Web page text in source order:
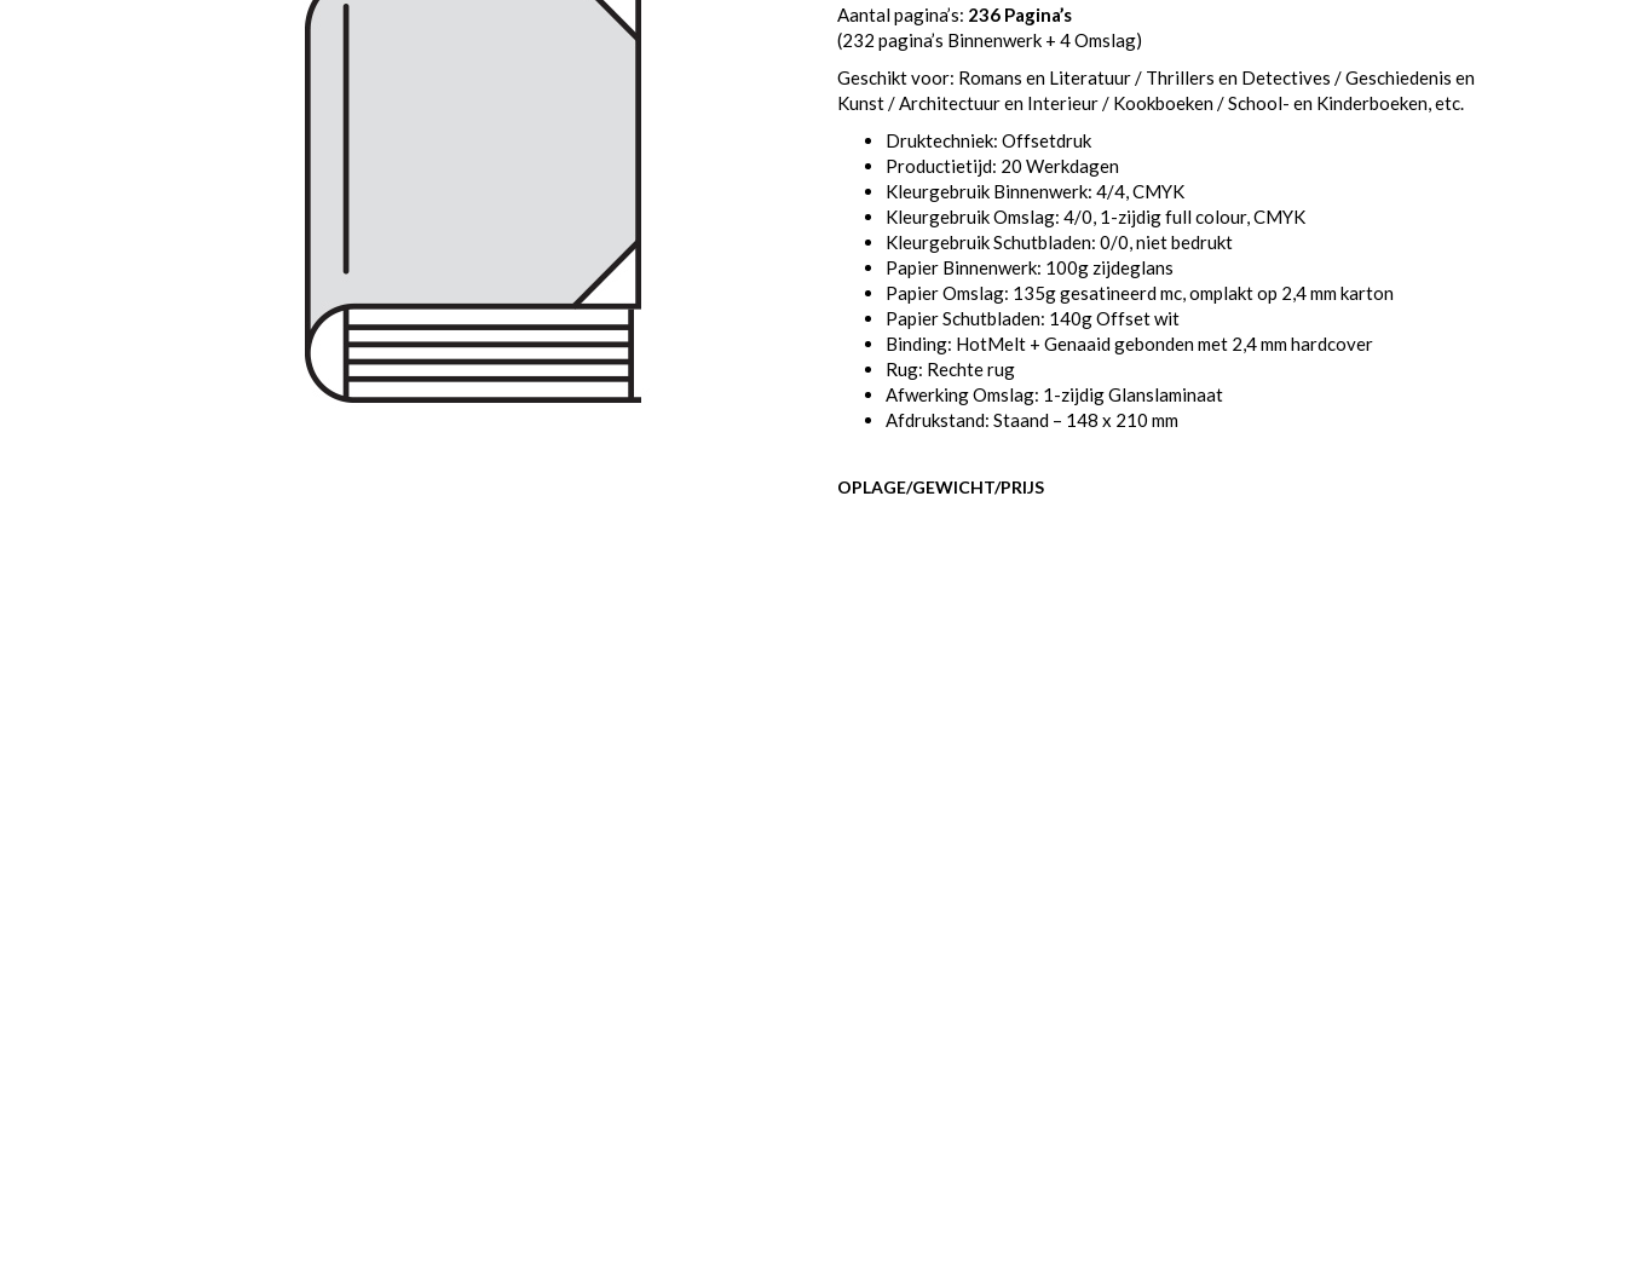
Aantal pagina’s: 236 Pagina’s
(232 pagina’s Binnenwerk + 4 Omslag)
Geschikt voor: Romans en Literatuur / Thrillers en Detectives / Geschiedenis en
Kunst / Architectuur en Interieur / Kookboeken / School- en Kinderboeken, etc.
Druktechniek: Offsetdruk
Productietijd: 20 Werkdagen
Kleurgebruik Binnenwerk: 4/4, CMYK
Kleurgebruik Omslag: 4/0, 1-zijdig full colour, CMYK
Kleurgebruik Schutbladen: 0/0, niet bedrukt
Papier Binnenwerk: 100g zijdeglans
Papier Omslag: 135g gesatineerd mc, omplakt op 2,4 mm karton
Papier Schutbladen: 140g Offset wit
Binding: HotMelt + Genaaid gebonden met 2,4 mm hardcover
Rug: Rechte rug
Afwerking Omslag: 1-zijdig Glanslaminaat
Afdrukstand: Staand – 148 x 210 mm
OPLAGE/GEWICHT/PRIJS